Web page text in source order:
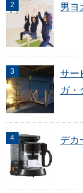
男ヨ
サー
ガ・
デカ